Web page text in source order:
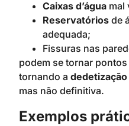
Caixas d’água mal
Reservatórios de
adequada;
Fissuras nas
podem se tornar
tornando a dedetização
mas não definitiva.
Exemplos